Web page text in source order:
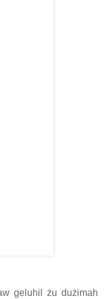
geluhil żu dużimah